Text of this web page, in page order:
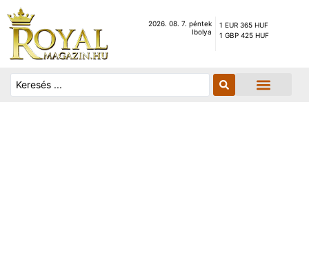
2026. 08. 7. péntek
Ibolya
1 EUR 365 HUF
1 GBP 425 HUF